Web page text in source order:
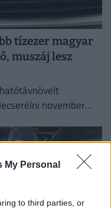
My Personal
to third parties, or
tízezer magyar
muszáj lesz
november